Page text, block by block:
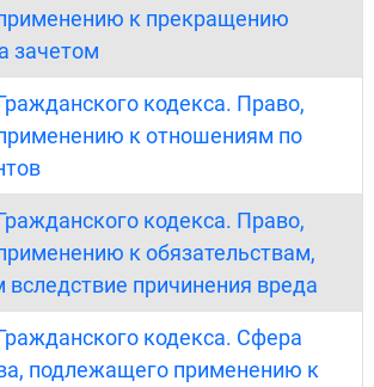
к прекращению
зачетом
кодекса. Право,
к отношениям по
кодекса. Право,
к обязательствам,
причинения вреда
кодекса. Сфера
подлежащего применению к